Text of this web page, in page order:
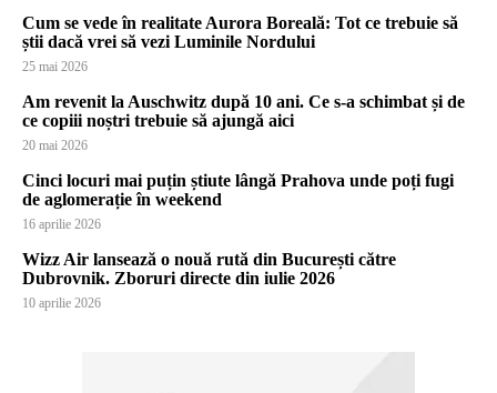
Cum se vede în realitate Aurora Boreală: Tot ce trebuie să
știi dacă vrei să vezi Luminile Nordului
25 mai 2026
Am revenit la Auschwitz după 10 ani. Ce s-a schimbat și de
ce copiii noștri trebuie să ajungă aici
20 mai 2026
Cinci locuri mai puțin știute lângă Prahova unde poți fugi
de aglomerație în weekend
16 aprilie 2026
Wizz Air lansează o nouă rută din București către
Dubrovnik. Zboruri directe din iulie 2026
10 aprilie 2026